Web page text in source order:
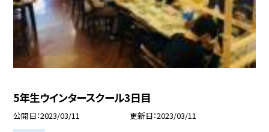
5年生ウインタースクール3日目
公開日 2023/03/11 更新日 2023/03/11